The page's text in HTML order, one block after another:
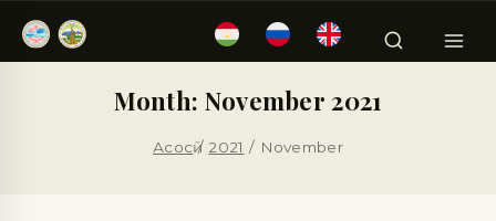
Month: November 2021
Асосӣ / 2021 / November